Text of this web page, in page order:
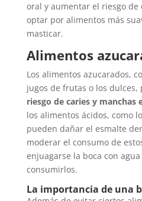
oral y aumentar el riesgo de
optar por alimentos más
masticar.
Alimentos
Los alimentos azucarados,
jugos de frutas o los dulces,
riesgo de caries y manchas
los alimentos ácidos, como
pueden dañar el esmalte
moderar el consumo de
enjuagarse la boca con
consumirlos.
La importancia de una